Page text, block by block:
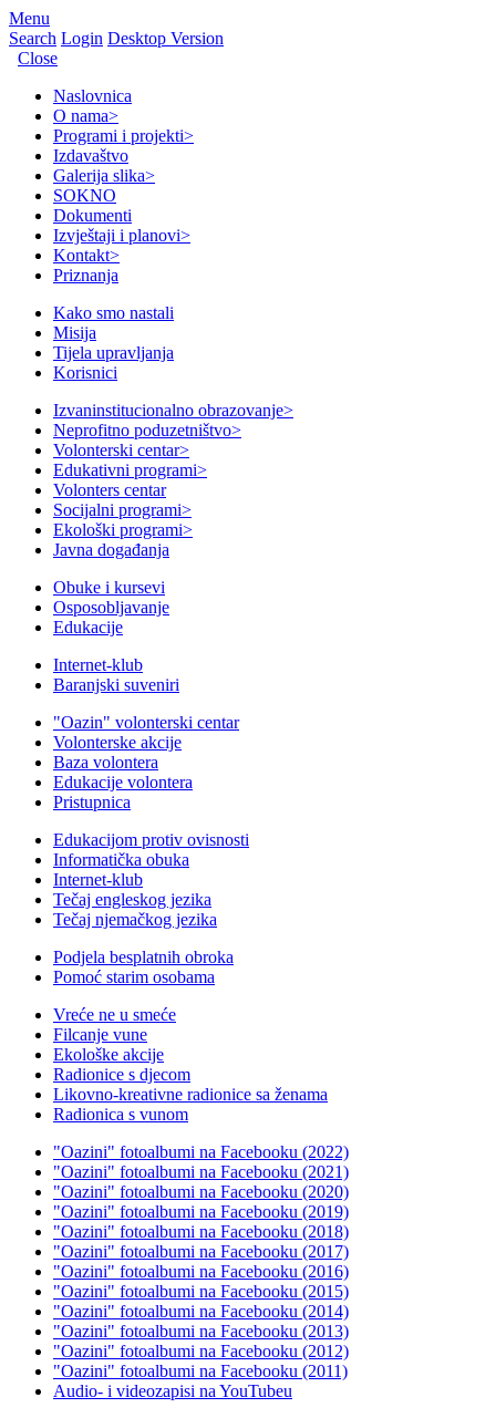
Menu
Search Login Desktop Version
Close
Naslovnica
O nama>
Programi i projekti>
Izdavaštvo
Galerija slika>
SOKNO
Dokumenti
Izvještaji i planovi>
Kontakt>
Priznanja
Kako smo nastali
Misija
Tijela upravljanja
Korisnici
Izvaninstitucionalno obrazovanje>
Neprofitno poduzetništvo>
Volonterski centar>
Edukativni programi>
Volonters centar
Socijalni programi>
Ekološki programi>
Javna događanja
Obuke i kursevi
Osposobljavanje
Edukacije
Internet-klub
Baranjski suveniri
"Oazin" volonterski centar
Volonterske akcije
Baza volontera
Edukacije volontera
Pristupnica
Edukacijom protiv ovisnosti
Informatička obuka
Internet-klub
Tečaj engleskog jezika
Tečaj njemačkog jezika
Podjela besplatnih obroka
Pomoć starim osobama
Vreće ne u smeće
Filcanje vune
Ekološke akcije
Radionice s djecom
Likovno-kreativne radionice sa ženama
Radionica s vunom
"Oazini" fotoalbumi na Facebooku (2022)
"Oazini" fotoalbumi na Facebooku (2021)
"Oazini" fotoalbumi na Facebooku (2020)
"Oazini" fotoalbumi na Facebooku (2019)
"Oazini" fotoalbumi na Facebooku (2018)
"Oazini" fotoalbumi na Facebooku (2017)
"Oazini" fotoalbumi na Facebooku (2016)
"Oazini" fotoalbumi na Facebooku (2015)
"Oazini" fotoalbumi na Facebooku (2014)
"Oazini" fotoalbumi na Facebooku (2013)
"Oazini" fotoalbumi na Facebooku (2012)
"Oazini" fotoalbumi na Facebooku (2011)
Audio- i videozapisi na YouTubeu